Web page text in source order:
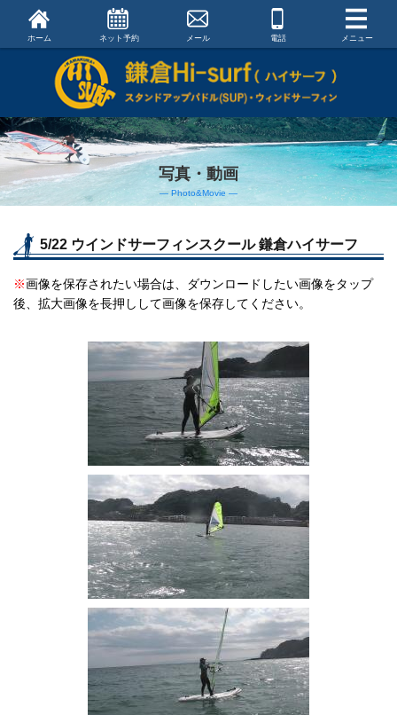
ホーム ネット予約 メール 電話 メニュー
写真・動画
― Photo&Movie ―
5/22 ウインドサーフィンスクール 鎌倉ハイサーフ
※画像を保存されたい場合は、ダウンロードしたい画像をタップ
後、拡大画像を長押しして画像を保存してください。